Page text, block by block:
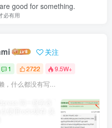
good for something.
必有用
关注
1 2722 9.5W+
，什么都没有写...